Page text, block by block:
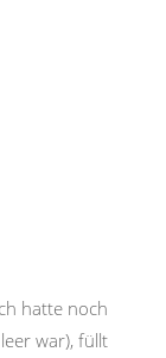
hatte noch
war), füllt